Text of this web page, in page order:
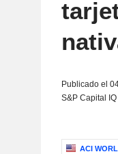
Publicado el
S&P Capital
ACI